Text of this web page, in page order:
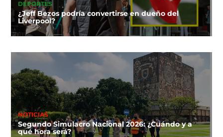
DEPORTES
¿Jeff Bezos podría convertirse en dueño del
Liverpool?
NOTICIAS
Segundo Simulacro Nacional 2026: ¿Cuándo y a
qué hora será?